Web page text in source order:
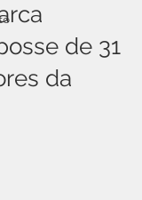
de 31
da